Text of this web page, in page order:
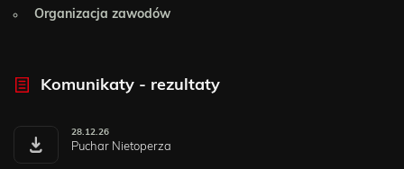
Organizacja zawodów
Komunikaty - rezultaty
28.12.26
Puchar Nietoperza